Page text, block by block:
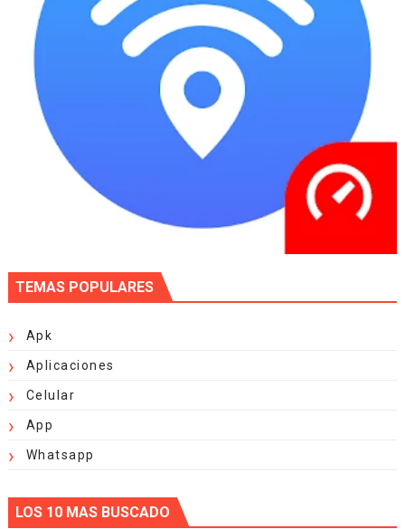
TEMAS POPULARES
Apk
Aplicaciones
Celular
App
Whatsapp
LOS 10 MAS BUSCADO